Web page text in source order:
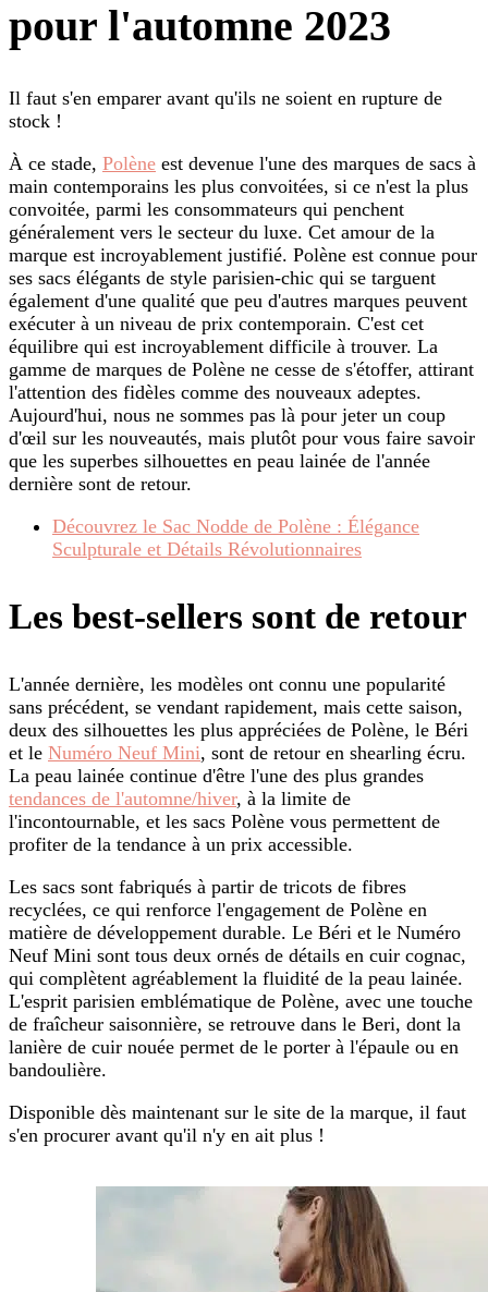
pour l'automne 2023
Il faut s'en emparer avant qu'ils ne soient en rupture de
stock !
À ce stade, Polène est devenue l'une des marques de sacs à
main contemporains les plus convoitées, si ce n'est la plus
convoitée, parmi les consommateurs qui penchent
généralement vers le secteur du luxe. Cet amour de la
marque est incroyablement justifié. Polène est connue pour
ses sacs élégants de style parisien-chic qui se targuent
également d'une qualité que peu d'autres marques peuvent
exécuter à un niveau de prix contemporain. C'est cet
équilibre qui est incroyablement difficile à trouver. La
gamme de marques de Polène ne cesse de s'étoffer, attirant
l'attention des fidèles comme des nouveaux adeptes.
Aujourd'hui, nous ne sommes pas là pour jeter un coup
d'œil sur les nouveautés, mais plutôt pour vous faire savoir
que les superbes silhouettes en peau lainée de l'année
dernière sont de retour.
Découvrez le Sac Nodde de Polène : Élégance
Sculpturale et Détails Révolutionnaires
Les best-sellers sont de retour
L'année dernière, les modèles ont connu une popularité
sans précédent, se vendant rapidement, mais cette saison,
deux des silhouettes les plus appréciées de Polène, le Béri
et le Numéro Neuf Mini, sont de retour en shearling écru.
La peau lainée continue d'être l'une des plus grandes
tendances de l'automne/hiver, à la limite de
l'incontournable, et les sacs Polène vous permettent de
profiter de la tendance à un prix accessible.
Les sacs sont fabriqués à partir de tricots de fibres
recyclées, ce qui renforce l'engagement de Polène en
matière de développement durable. Le Béri et le Numéro
Neuf Mini sont tous deux ornés de détails en cuir cognac,
qui complètent agréablement la fluidité de la peau lainée.
L'esprit parisien emblématique de Polène, avec une touche
de fraîcheur saisonnière, se retrouve dans le Beri, dont la
lanière de cuir nouée permet de le porter à l'épaule ou en
bandoulière.
Disponible dès maintenant sur le site de la marque, il faut
s'en procurer avant qu'il n'y en ait plus !